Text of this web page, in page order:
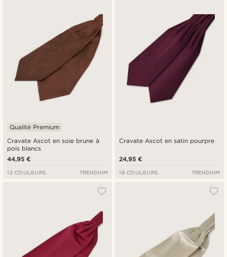
Cravate Ascot en soie brune à
pois blancs
Qualité Premium
44,95 €
12 COULEURS TRENDHIM
Cravate Ascot en satin pourpre
24,95 €
18 COULEURS TRENDHIM